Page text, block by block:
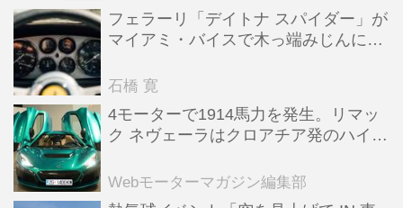
フェラーリ「デイトナ スパイダー」が
マイアミ・バイスで木っ端みじんにな
石橋 寛
4モーターで1914馬力を発生。リマッ
ク ネヴェーラはクロアチア発のハイパ
全版／115】
Webモーターマガジン編集部